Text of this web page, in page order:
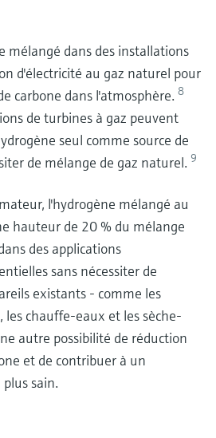
mélangé dans des installations
d'électricité au gaz naturel pour
carbone dans l'atmosphère. 8
de turbines à gaz peuvent
seul comme source de
de mélange de gaz naturel. 9
l'hydrogène mélangé au
hauteur de 20 % du mélange
des applications
sans nécessiter de
existants - comme les
les chauffe-eaux et les sèche-
autre possibilité de réduction
et de contribuer à un
sain.